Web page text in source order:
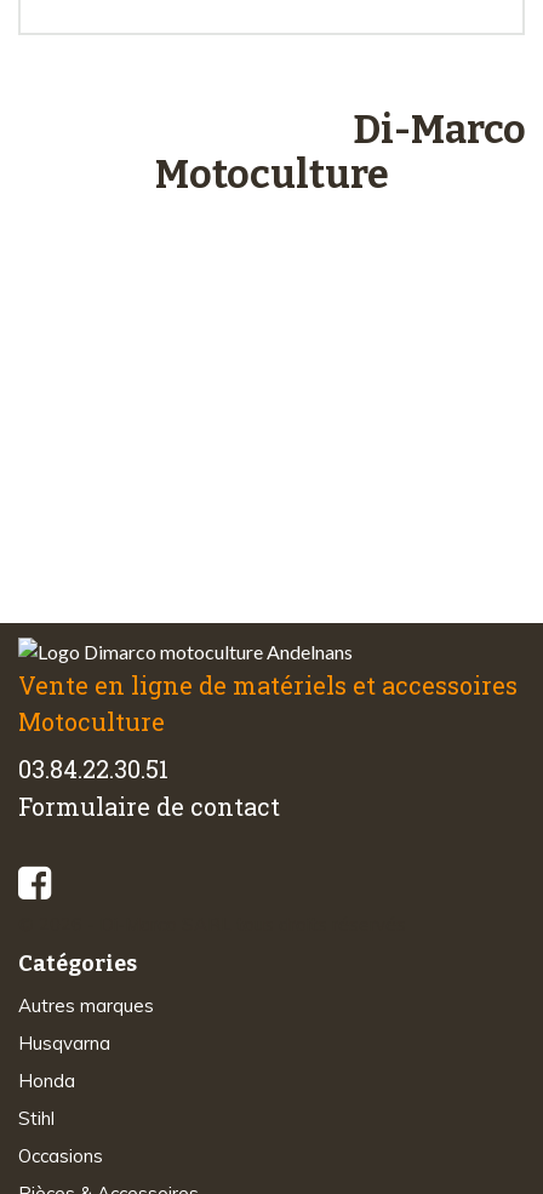
Di-Marco
Motoculture
Vente en ligne de matériels et accessoires
Motoculture
03.84.22.30.51
Formulaire de contact
Catégories
Autres marques
Husqvarna
Honda
Stihl
Occasions